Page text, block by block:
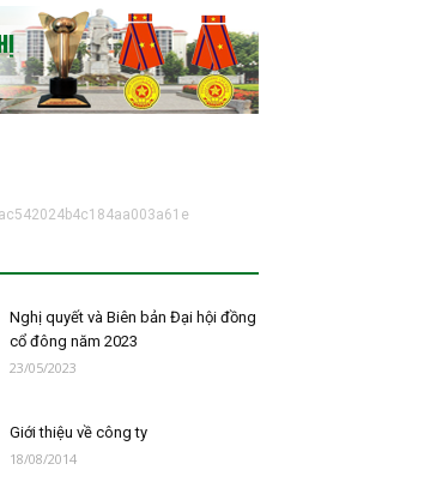
Nghị quyết và Biên bản Đại hội đồng
cổ đông năm 2023
23/05/2023
Giới thiệu về công ty
18/08/2014